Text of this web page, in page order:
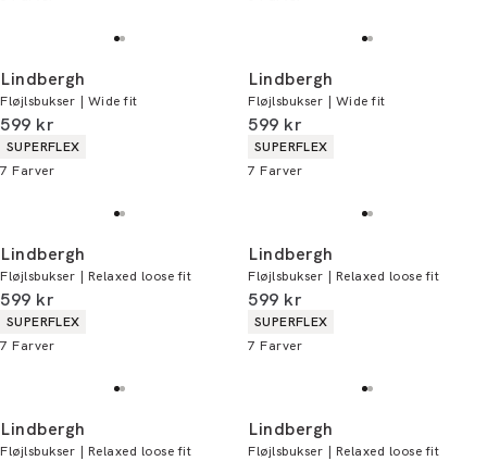
Lindbergh
Fløjlsbukser | Wide fit
I alt (inkl. rabat)
599 kr
Produkt egenskaber
SUPERFLEX
7 Farver
Lindbergh
Fløjlsbukser | Wide fit
I alt (inkl. rabat)
599 kr
Produkt egenskaber
SUPERFLEX
7 Farver
Lindbergh
Fløjlsbukser | Relaxed loose fit
I alt (inkl. rabat)
599 kr
Produkt egenskaber
SUPERFLEX
7 Farver
Lindbergh
Fløjlsbukser | Relaxed loose fit
I alt (inkl. rabat)
599 kr
Produkt egenskaber
SUPERFLEX
7 Farver
Lindbergh
Fløjlsbukser | Relaxed loose fit
Lindbergh
Fløjlsbukser | Relaxed loose fit